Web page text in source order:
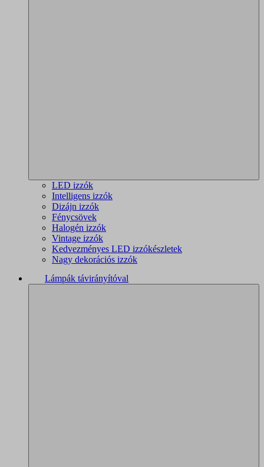
LED izzók
Intelligens izzók
Dizájn izzók
Fénycsövek
Halogén izzók
Vintage izzók
Kedvezményes LED izzókészletek
Nagy dekorációs izzók
Lámpák távirányítóval